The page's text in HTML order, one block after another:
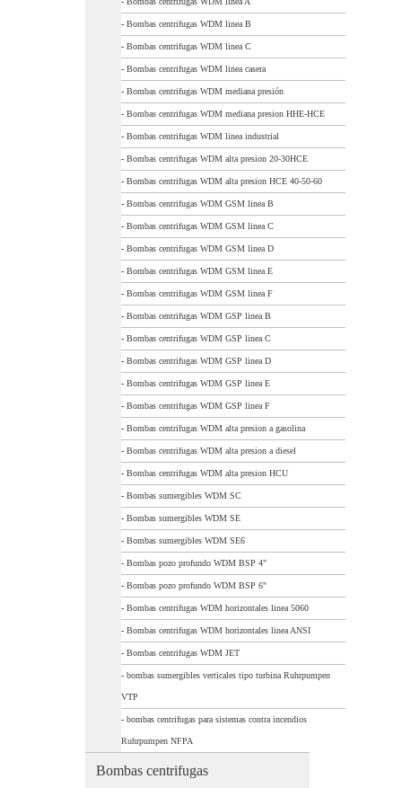
- Bombas centrifugas WDM linea B
- Bombas centrifugas WDM linea C
- Bombas centrifugas WDM linea casera
- Bombas centrifugas WDM mediana presión
- Bombas centrifugas WDM mediana presion HHE-HCE
- Bombas centrifugas WDM linea industrial
- Bombas centrifugas WDM alta presion 20-30HCE
- Bombas centrifugas WDM alta presion HCE 40-50-60
- Bombas centrifugas WDM GSM linea B
- Bombas centrifugas WDM GSM linea C
- Bombas centrifugas WDM GSM linea D
- Bombas centrifugas WDM GSM linea E
- Bombas centrifugas WDM GSM linea F
- Bombas centrifugas WDM GSP linea B
- Bombas centrifugas WDM GSP linea C
- Bombas centrifugas WDM GSP linea D
- Bombas centrifugas WDM GSP linea E
- Bombas centrifugas WDM GSP linea F
- Bombas centrifugas WDM alta presion a gasolina
- Bombas centrifugas WDM alta presion a diesel
- Bombas centrifugas WDM alta presion HCU
- Bombas sumergibles WDM SC
- Bombas sumergibles WDM SE
- Bombas sumergibles WDM SE6
- Bombas pozo profundo WDM BSP 4"
- Bombas pozo profundo WDM BSP 6"
- Bombas centrifugas WDM horizontales linea 5060
- Bombas centrifugas WDM horizontales linea ANSI
- Bombas centrifugas WDM JET
- bombas sumergibles verticales tipo turbina Ruhrpumpen
VTP
- bombas centrifugas para sistemas contra incendios
Ruhrpumpen NFPA
Bombas centrifugas